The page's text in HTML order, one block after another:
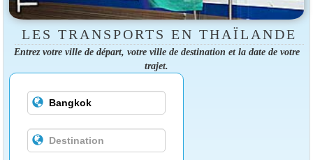
LES TRANSPORTS EN THAÏLANDE
Entrez votre ville de départ, votre ville de destination et la date de votre
trajet.